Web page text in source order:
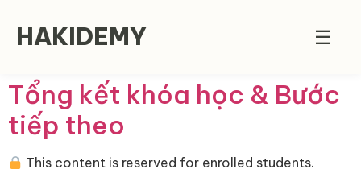
HAKIDEMY ☰
Tổng kết khóa học & Bước
tiếp theo
This content is reserved for enrolled students.